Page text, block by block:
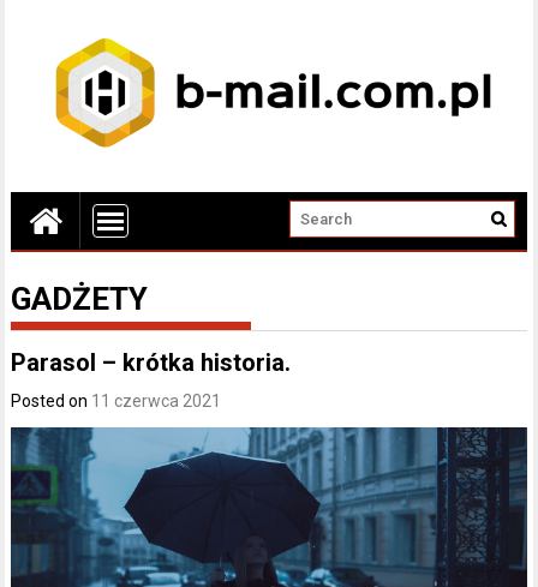
GADŻETY
Parasol – krótka historia.
Posted on 11 czerwca 2021